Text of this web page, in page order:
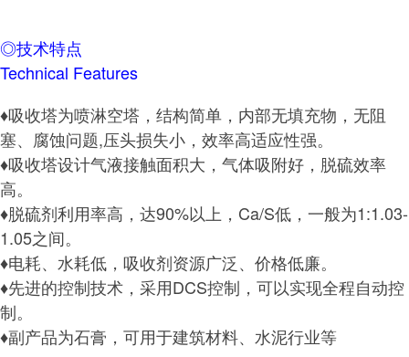
◎技术特点
Technical Features
♦吸收塔为喷淋空塔，结构简单，内部无填充物，无阻
塞、腐蚀问题,压头损失小，效率高适应性强。
♦吸收塔设计气液接触面积大，气体吸附好，脱硫效率
高。
♦脱硫剂利用率高，达90%以上，Ca/S低，一般为1:1.03-
1.05之间。
♦电耗、水耗低，吸收剂资源广泛、价格低廉。
♦先进的控制技术，采用DCS控制，可以实现全程自动控
制。
♦副产品为石膏，可用于建筑材料、水泥行业等